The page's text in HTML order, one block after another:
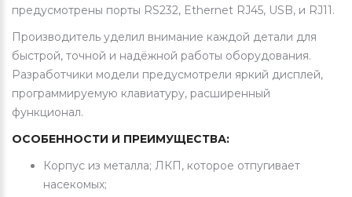
предусмотрены порты RS232, Ethernet RJ45, USB, и RJ11.
Производитель уделил внимание каждой детали для
быстрой, точной и надёжной работы оборудования.
Разработчики модели предусмотрели яркий дисплей,
программируемую клавиатуру, расширенный
функционал.
ОСОБЕННОСТИ И ПРЕИМУЩЕСТВА:
Корпус из металла; ЛКП, которое отпугивает
насекомых;